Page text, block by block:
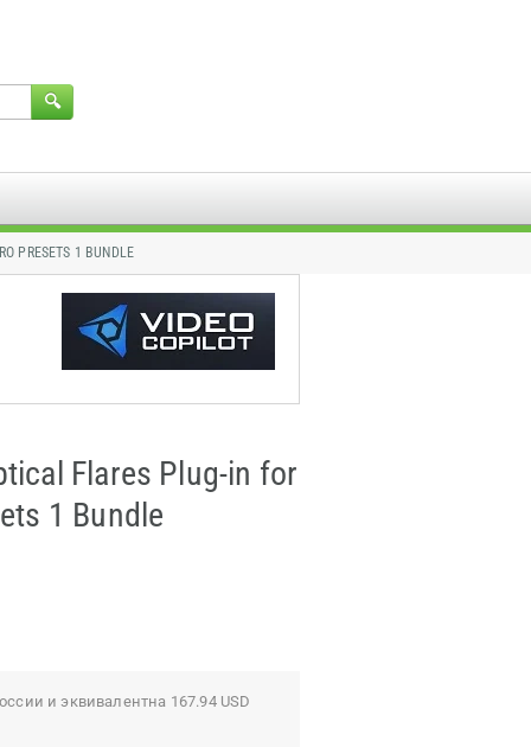
PRESETS 1 BUNDLE
Flares Plug-in for
1 Bundle
и эквивалентна 167.94 USD